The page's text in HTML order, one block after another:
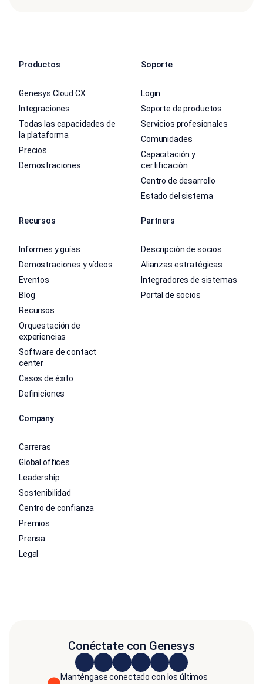
Productos
Genesys Cloud CX
Integraciones
Todas las capacidades de
la plataforma
Precios
Demostraciones
Soporte
Login
Soporte de productos
Servicios profesionales
Comunidades
Capacitación y
certificación
Centro de desarrollo
Estado del sistema
Recursos
Informes y guías
Demostraciones y vídeos
Eventos
Blog
Recursos
Orquestación de
experiencias
Software de contact
center
Casos de éxito
Definiciones
Partners
Descripción de socios
Alianzas estratégicas
Integradores de sistemas
Portal de socios
Company
Carreras
Global offices
Leadership
Sostenibilidad
Centro de confianza
Premios
Prensa
Legal
Conéctate con Genesys
Manténgase conectado con los últimos